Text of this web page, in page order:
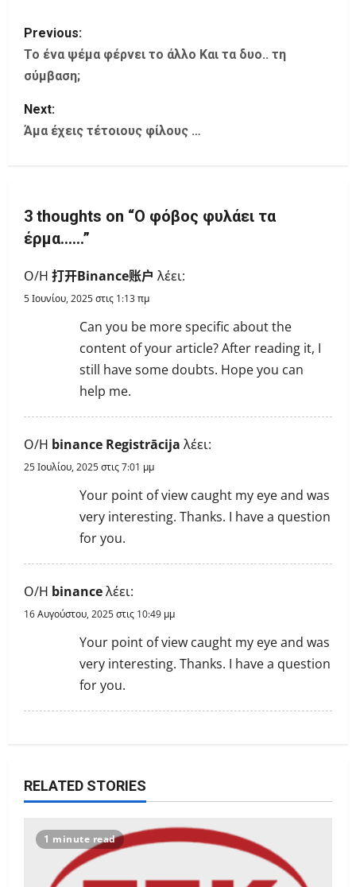
P
o
t
v
g
o
n
Previous:
Το ένα ψέμα φέρνει το άλλο Και τα δυο.. τη
σύμβαση;
Next:
Άμα έχεις τέτοιους φίλους …
3 thoughts on “Ο φόβος φυλάει τα
έρμα……”
Ο/Η 打开Binance账户 λέει:
5 Ιουνίου, 2025 στις 1:13 πμ
Can you be more specific about the
content of your article? After reading it, I
still have some doubts. Hope you can
help me.
Ο/Η binance Registrācija λέει:
25 Ιουλίου, 2025 στις 7:01 μμ
Your point of view caught my eye and was
very interesting. Thanks. I have a question
for you.
Ο/Η binanceλέει:
16 Αυγούστου, 2025 στις 10:49 μμ
Your point of view caught my eye and was
very interesting. Thanks. I have a question
for you.
RELATED STORIES
1 minute read